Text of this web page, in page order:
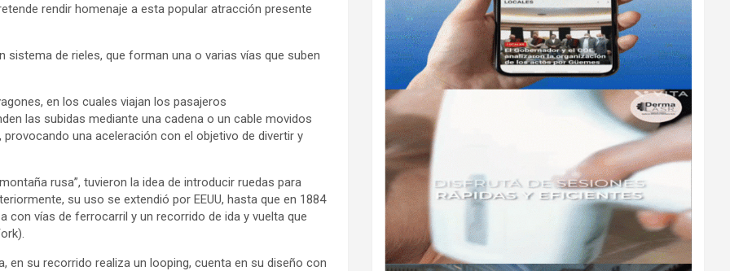
rendir homenaje a esta popular atracción presente
de rieles, que forman una o varias vías que suben
en los cuales viajan los pasajeros
las subidas mediante una cadena o un cable movidos
una aceleración con el objetivo de divertir y
rusa”, tuvieron la idea de introducir ruedas para
su uso se extendió por EEUU, hasta que en 1884
vías de ferrocarril y un recorrido de ida y vuelta que
en su recorrido realiza un looping, cuenta en su diseño con